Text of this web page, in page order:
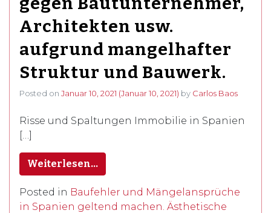
Architekten usw.
aufgrund mangelhafter
Struktur und Bauwerk.
Posted on Januar 10, 2021 (Januar 10, 2021) by Carlos Baos
Risse und Spaltungen Immobilie in Spanien
[…]
Weiterlesen…
Posted in Baufehler und Mängelansprüche
in Spanien geltend machen. Ästhetische